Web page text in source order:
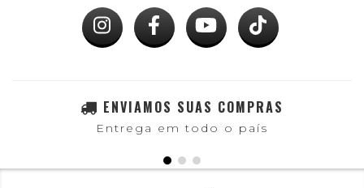
ENVIAMOS SUAS COMPRAS
Entrega em todo o país